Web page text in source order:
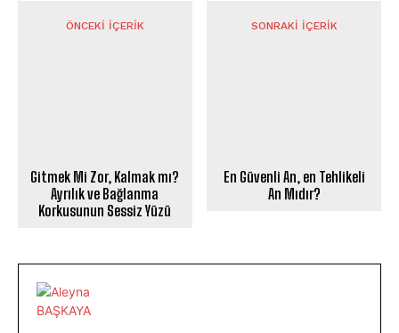
ÖNCEKI İÇERIK
Gitmek Mi Zor, Kalmak mı?
Ayrılık ve Bağlanma
Korkusunun Sessiz Yüzü
SONRAKI İÇERIK
En Güvenli An, en Tehlikeli
An Mıdır?